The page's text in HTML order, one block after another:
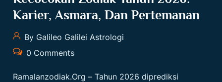
Karier, Asmara, Dan Pertemanan
By Galileo Galilei Astrologi
0 Comments
Ramalanzodiak.org – Tahun 2026 diprediksi